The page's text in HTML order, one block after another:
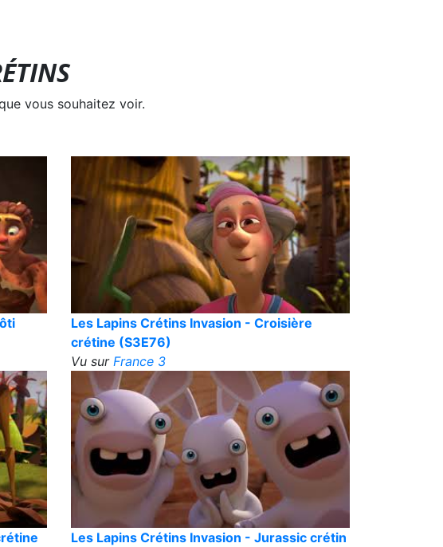
vous souhaitez voir.
Les Lapins Crétins Invasion - Croisière
crétine (S3E76)
Vu sur France 3
Les Lapins Crétins Invasion - Jurassic crétin